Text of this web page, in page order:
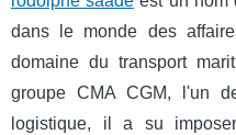
dans le monde des
domaine du transport
groupe CMA CGM, l'un
logistique, il a su